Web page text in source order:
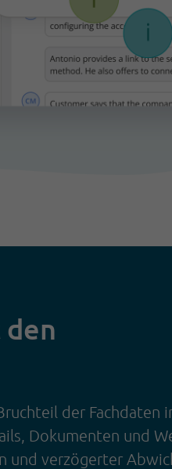
der Fachdaten
Dokumenten und
und verzögerter